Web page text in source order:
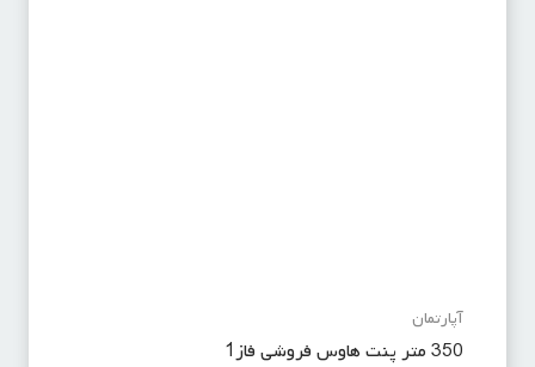
آپارتمان
350 متر پنت هاوس فروشی فاز1